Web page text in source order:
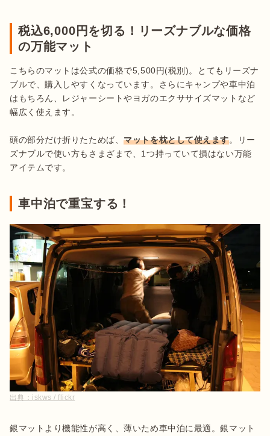
税込6,000円を切る！リーズナブルな価格
の万能マット
こちらのマットは公式の価格で5,500円(税別)。とてもリーズナ
ブルで、購入しやすくなっています。さらにキャンプや車中泊
はもちろん、レジャーシートやヨガのエクササイズマットなど
幅広く使えます。
頭の部分だけ折りたためば、マットを枕として使えます。リー
ズナブルで使い方もさまざまで、1つ持っていて損はない万能
アイテムです。
車中泊で重宝する！
出典： iskws / flickr
銀マットより機能性が高く、薄いため車中泊に最適。銀マット